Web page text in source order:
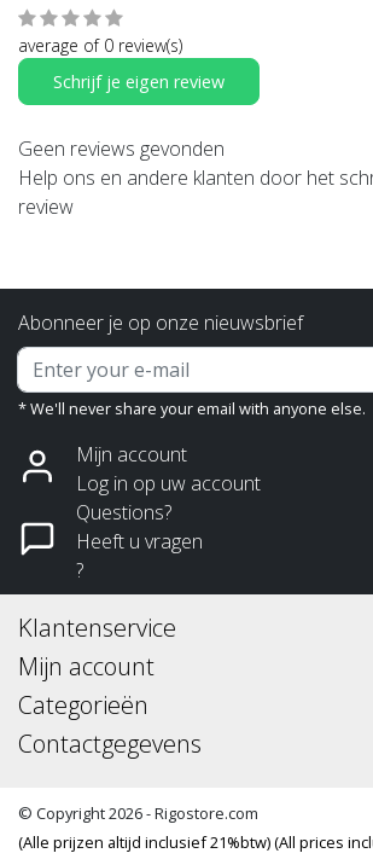
average of 0 review(s)
Schrijf je eigen review
Geen reviews gevonden
Help ons en andere klanten door het
review
Abonneer je op onze nieuwsbrief
* We'll never share your email with anyone else.
Mijn account
Log in op uw account
Questions?
Heeft u vragen
?
Klantenservice
Mijn account
Categorieën
Contactgegevens
© Copyright 2026 - Rigostore.com
(Alle prijzen altijd inclusief 21%btw) (All prices